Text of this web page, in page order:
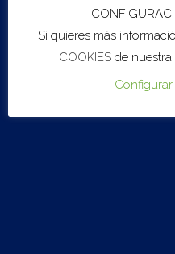
Si quieres más
COOKIES de
Configurar